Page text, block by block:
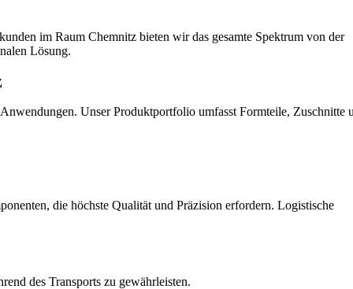
im Raum Chemnitz bieten wir das gesamte Spektrum von der
Lösung.
Unser Produktportfolio umfasst Formteile, Zuschnitte
die höchste Qualität und Präzision erfordern. Logistische
des Transports zu gewährleisten.